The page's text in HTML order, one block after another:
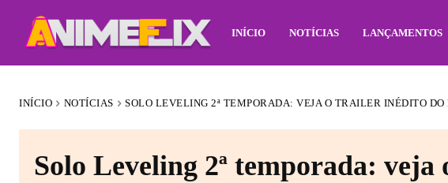
INÍCIO NOTÍCIAS LANÇAMENTOS
INÍCIO NOTÍCIAS SOLO LEVELING 2ª TEMPORADA: VEJA O TRAILER INÉDITO DO
Solo Leveling 2ª temporada: